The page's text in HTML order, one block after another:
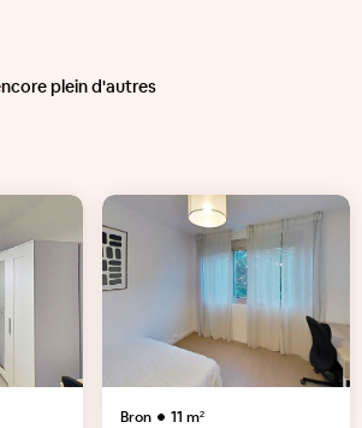
plein d'autres
Bron 11 m²